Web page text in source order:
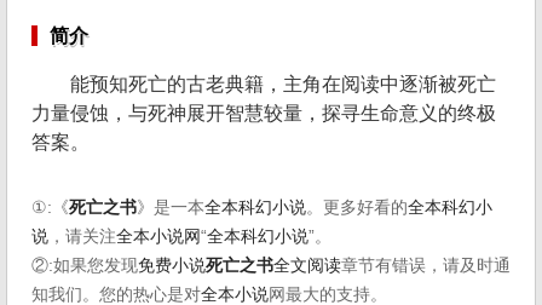
简介
能预知死亡的古老典籍，主角在阅读中逐渐被死亡
力量侵蚀，与死神展开智慧较量，探寻生命意义的终极
答案。
①:《死亡之书》是一本全本科幻小说。更多好看的全本科幻小
说 ，请关注全本小说网“全本科幻小说”。
②:如果您发现免费小说死亡之书全文阅读章节有错误，请及时通
知我们。您的热心是对全本小说网最大的支持。